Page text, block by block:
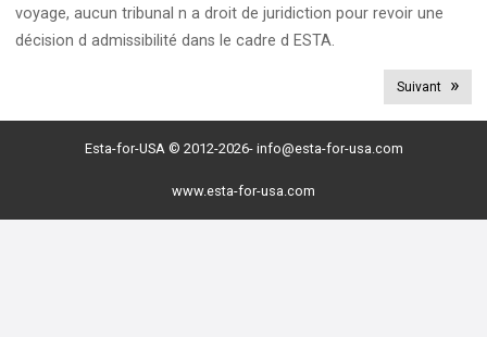
voyage, aucun tribunal n a droit de juridiction pour revoir une
décision d admissibilité dans le cadre d ESTA.
Suivant
Esta-for-USA © 2012-2026- info@esta-for-usa.com
www.esta-for-usa.com